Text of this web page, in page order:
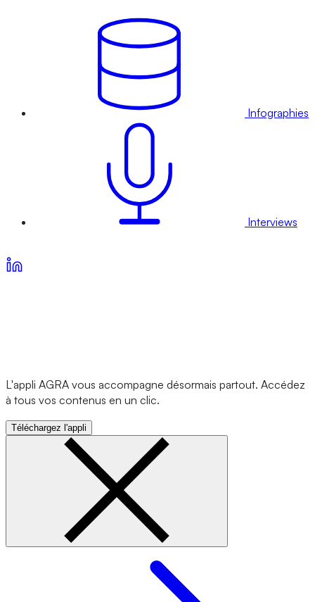
Infographies
Interviews
L'appli AGRA vous accompagne désormais partout. Accédez
à tous vos contenus en un clic.
Téléchargez l'appli